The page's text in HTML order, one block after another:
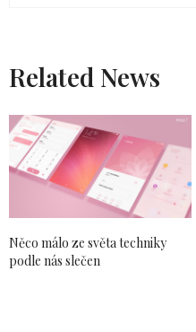
Related News
Něco málo ze světa techniky
podle nás slečen